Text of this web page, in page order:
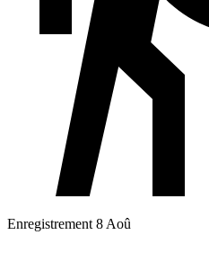
Enregistrement 8 Aoû